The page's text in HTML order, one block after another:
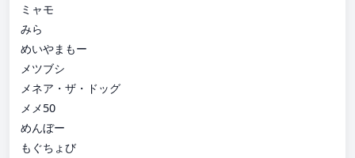
ミャモ
みら
めいやまもー
メツブシ
メネア・ザ・ドッグ
メメ50
めんぼー
もぐちょび